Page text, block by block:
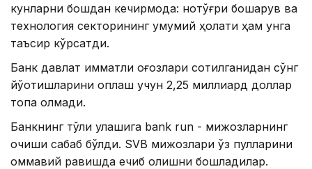
кунларни бошдан кечирмоқда: нотўғри бошқарув ва
технология секторининг умумий ҳолати ҳам унга
таъсир кўрсатди.
Банк давлат қимматли қоғозлари сотилганидан сўнг
йўқотишларини қоплаш учун 2,25 миллиард доллар
топа олмади.
Банкнинг тўлиқ қулашига bank run - мижозларнинг
қочиши сабаб бўлди. SVB мижозлари ўз пулларини
оммавий равишда ечиб олишни бошладилар.